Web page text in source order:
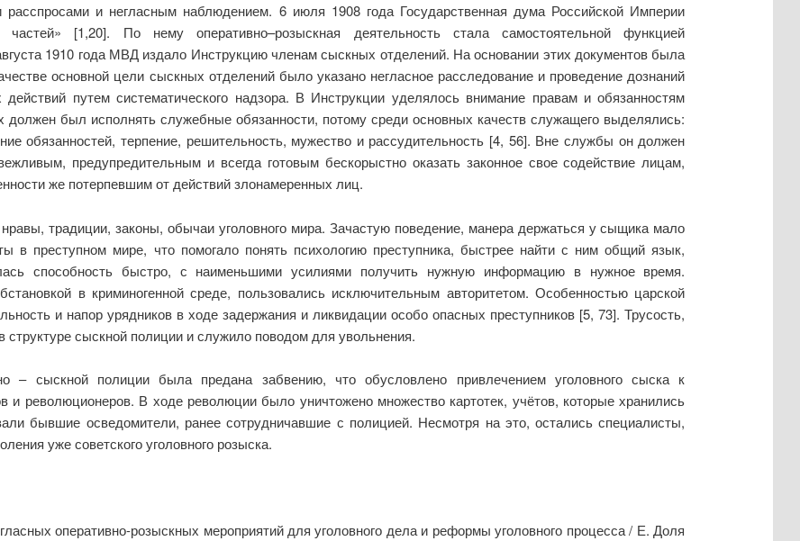
расспросами и негласным наблюдением. 6 июля 1908 года Государственная дума Российской Империи
[1,20]. По нему оперативно–розыскная деятельность стала самостоятельной функцией
1910 года МВД издало Инструкцию членам сыскных отделений. На основании этих документов была
основной цели сыскных отделений было указано негласное расследование и проведение дознаний
путем систематического надзора. В Инструкции уделялось внимание правам и обязанностям
был исполнять служебные обязанности, потому среди основных качеств служащего выделялись:
обязанностей, терпение, решительность, мужество и рассудительность [4, 56]. Вне службы он должен
предупредительным и всегда готовым бескорыстно оказать законное свое содействие лицам,
же потерпевшим от действий злонамеренных лиц.
традиции, законы, обычаи уголовного мира. Зачастую поведение, манера держаться у сыщика мало
в преступном мире, что помогало понять психологию преступника, быстрее найти с ним общий язык,
способность быстро, с наименьшими усилиями получить нужную информацию в нужное время.
в криминогенной среде, пользовались исключительным авторитетом. Особенностью царской
и напор урядников в ходе задержания и ликвидации особо опасных преступников [5, 73]. Трусость,
сыскной полиции и служило поводом для увольнения.
– сыскной полиции была предана забвению, что обусловлено привлечением уголовного сыска к
и революционеров. В ходе революции было уничтожено множество картотек, учётов, которые хранились
бывшие осведомители, ранее сотрудничавшие с полицией. Несмотря на это, остались специалисты,
уже советского уголовного розыска.
оперативно-розыскных мероприятий для уголовного дела и реформы уголовного процесса / Е. Доля